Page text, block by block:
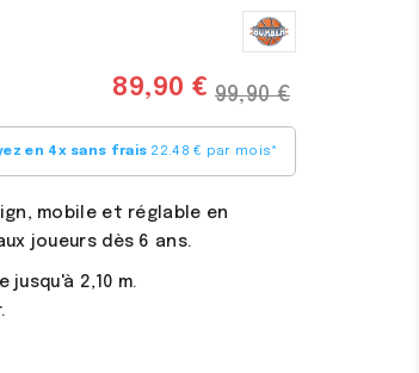
89,90 € 99,90 €
en 4x sans frais 22.48 € par mois*
mobile et réglable en
joueurs dès 6 ans.
jusqu'à 2,10 m.